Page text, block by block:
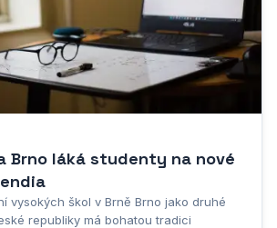
Brno láká studenty na nové
vysokých škol v Brně Brno jako druhé
republiky má bohatou tradici